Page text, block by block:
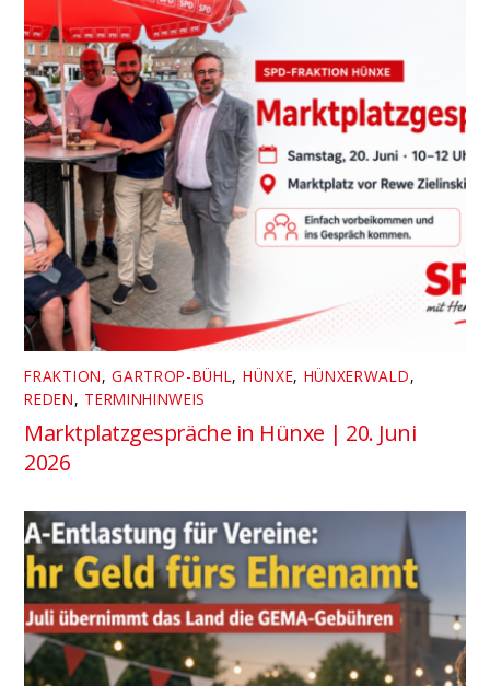
FRAKTION,GARTROP-BÜHL, HÜNXE, HÜNXERWALD,
REDEN, TERMINHINWEIS
Marktplatzgespräche in Hünxe | 20. Juni
2026